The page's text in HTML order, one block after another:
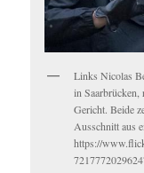
Links Nico­las
in Saar­brück­en,
Gericht. Bei­de
Auss­chnitt aus
https://